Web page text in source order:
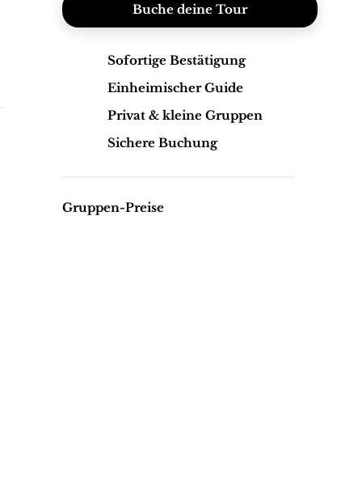
Buche deine Tour
Sofortige Bestätigung
Einheimischer Guide
Privat & kleine Gruppen
Sichere Buchung
Gruppen-Preise